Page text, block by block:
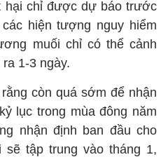
hại chỉ được dự báo trước
hiện tượng nguy hiểm
muối chỉ có thể cảnh
1-3 ngày.
còn quá sớm để nhận
lục trong mùa đông năm
nhận định ban đầu cho
tập trung vào tháng 1,